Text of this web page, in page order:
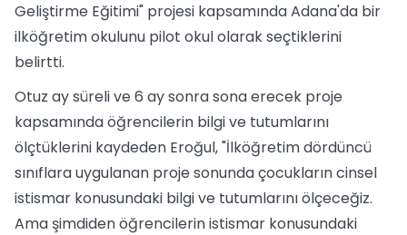
Geliştirme Eğitimi" projesi kapsamında Adana'da bir
ilköğretim okulunu pilot okul olarak seçtiklerini
belirtti.
Otuz ay süreli ve 6 ay sonra sona erecek proje
kapsamında öğrencilerin bilgi ve tutumlarını
ölçtüklerini kaydeden Eroğul, "İlköğretim dördüncü
sınıflara uygulanan proje sonunda çocukların cinsel
istismar konusundaki bilgi ve tutumlarını ölçeceğiz.
Ama şimdiden öğrencilerin istismar konusundaki